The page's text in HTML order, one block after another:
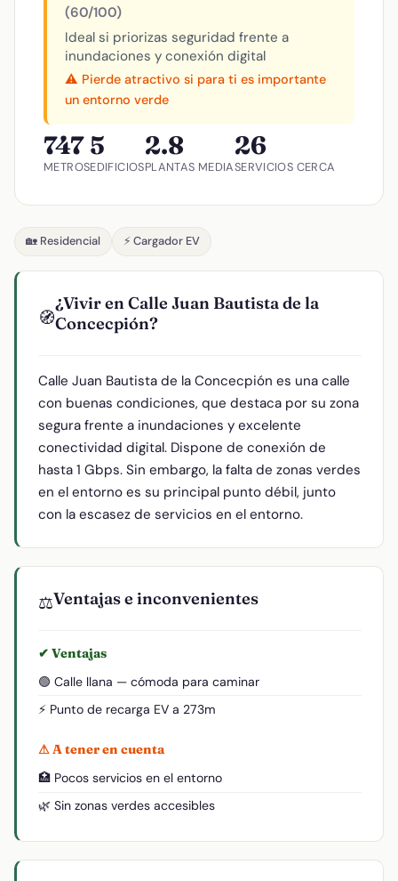
(60/100)
Ideal si priorizas seguridad frente a
inundaciones y conexión digital
⚠️ Pierde atractivo si para ti es importante
un entorno verde
747
METROS
5
EDIFICIOS
2.8
PLANTAS MEDIA
26
SERVICIOS CERCA
🏡 Residencial ⚡ Cargador EV
🧭
¿Vivir en Calle Juan Bautista de la
Concecpión?
Calle Juan Bautista de la Concecpión es una calle
con buenas condiciones, que destaca por su zona
segura frente a inundaciones y excelente
conectividad digital. Dispone de conexión de
hasta 1 Gbps. Sin embargo, la falta de zonas verdes
en el entorno es su principal punto débil, junto
con la escasez de servicios en el entorno.
⚖️Ventajas e inconvenientes
✔ Ventajas
🟢 Calle llana — cómoda para caminar
⚡ Punto de recarga EV a 273m
⚠ A tener en cuenta
🏥 Pocos servicios en el entorno
🌿 Sin zonas verdes accesibles